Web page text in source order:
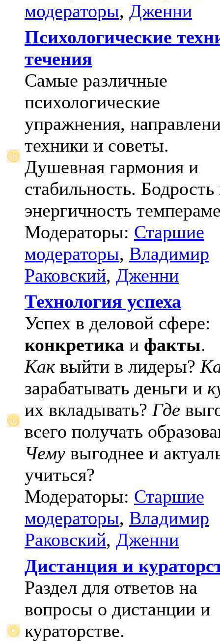
модераторы, Дженни
Психологические
течения
Самые различные
психологические
упражнения,
техники и советы.
Душевная гармония и
стабильность. Бодрость
энергичность
Модераторы: Старшие
модераторы, Владимир
Раковский, Дженни
Технология успеха
Успех в деловой сфере:
конкретика и факты.
Как выйти в лидеры?
зарабатывать деньги и
их вкладывать? Где
всего получать
Чему выгоднее и
учиться?
Модераторы: Старшие
модераторы, Владимир
Раковский, Дженни
Дистанция и
Раздел для ответов на
вопросы о дистанции и
кураторстве.